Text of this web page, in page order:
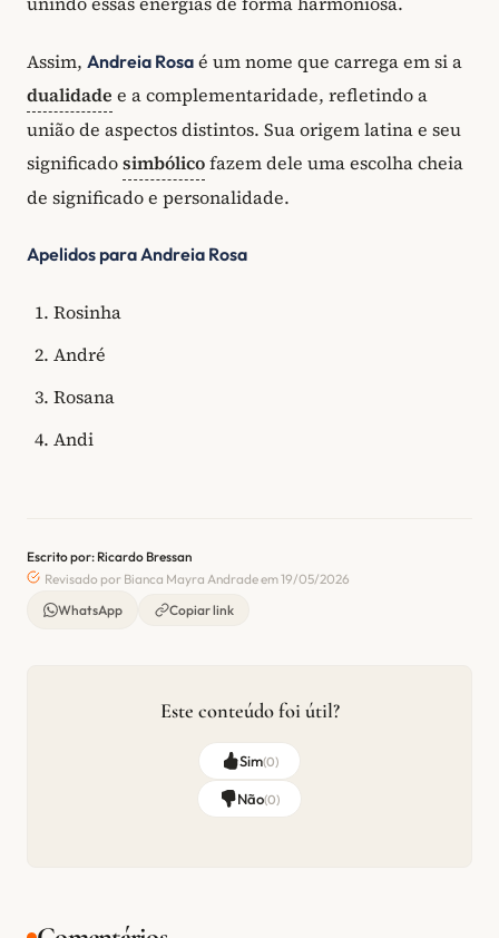
Assim, Andreia Rosa é um nome que carrega em si a
dualidade e a complementaridade, refletindo a
união de aspectos distintos. Sua origem latina e seu
significadosimbólicofazem dele uma escolha cheia
de significado e personalidade.
Apelidos para Andreia Rosa
Rosinha
André
Rosana
Andi
Escrito por: Ricardo Bressan
Revisado por Bianca Mayra Andrade em 19/05/2026
WhatsApp
Copiar link
Este conteúdo foi útil?
Sim(0)
Não(0)